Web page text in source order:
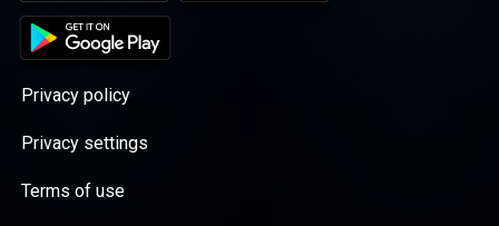
Privacy policy
Privacy settings
Terms of use